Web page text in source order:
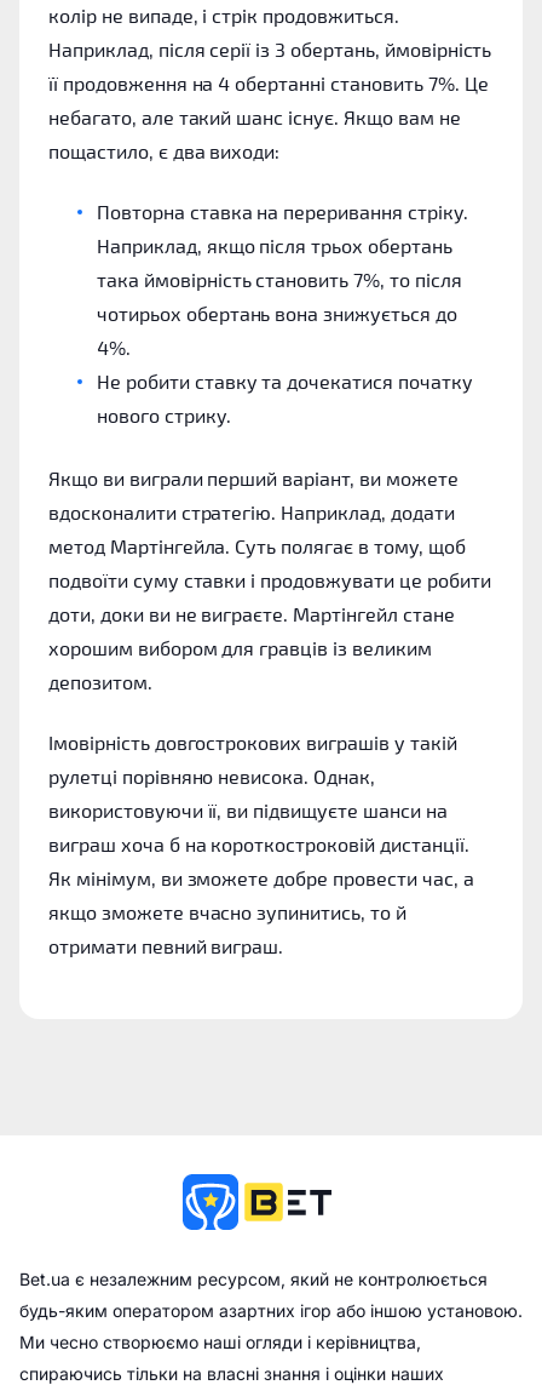
колір не випаде, і стрік продовжиться.
Наприклад, після серії із 3 обертань, ймовірність
її продовження на 4 обертанні становить 7%. Це
небагато, але такий шанс існує. Якщо вам не
пощастило, є два виходи:
Повторна ставка на переривання стріку.
Наприклад, якщо після трьох обертань
така ймовірність становить 7%, то після
чотирьох обертань вона знижується до
4%.
Не робити ставку та дочекатися початку
нового стрику.
Якщо ви виграли перший варіант, ви можете
вдосконалити стратегію. Наприклад, додати
метод Мартінгейла. Суть полягає в тому, щоб
подвоїти суму ставки і продовжувати це робити
доти, доки ви не виграєте. Мартінгейл стане
хорошим вибором для гравців із великим
депозитом.
Імовірність довгострокових виграшів у такій
рулетці порівняно невисока. Однак,
використовуючи її, ви підвищуєте шанси на
виграш хоча б на короткостроковій дистанції.
Як мінімум, ви зможете добре провести час, а
якщо зможете вчасно зупинитись, то й
отримати певний виграш.
Bet.ua є незалежним ресурсом, який не контролюється
будь-яким оператором азартних ігор або іншою установою.
Ми чесно створюємо наші огляди і керівництва,
спираючись тільки на власні знання і оцінки наших